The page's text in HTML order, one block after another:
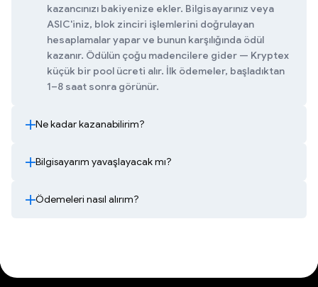
kazancınızı bakiyenize ekler. Bilgisayarınız veya
ASIC'iniz, blok zinciri işlemlerini doğrulayan
hesaplamalar yapar ve bunun karşılığında ödül
kazanır. Ödülün çoğu madencilere gider — Kryptex
küçük bir pool ücreti alır. İlk ödemeler, başladıktan
1–8 saat sonra görünür.
Ne kadar kazanabilirim?
Bilgisayarım yavaşlayacak mı?
Ödemeleri nasıl alırım?